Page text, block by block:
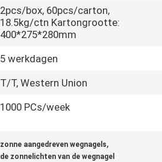
2pcs/box, 60pcs/carton,
18.5kg/ctn Kartongrootte:
400*275*280mm
5 werkdagen
T/T, Western Union
1000 PCs/week
zonne aangedreven wegnagels,
de zonnelichten van de wegnagel